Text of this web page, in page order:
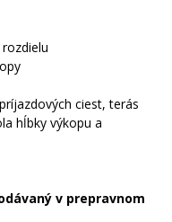
ciest, terás
hĺbky výkopu a
v prepravnom